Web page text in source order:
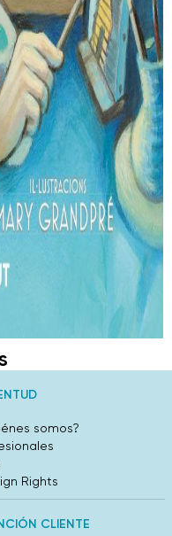
somos?
Rights
CLIENTE